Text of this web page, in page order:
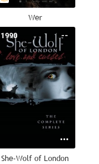
Wer
--
1990
She-Wolf of London